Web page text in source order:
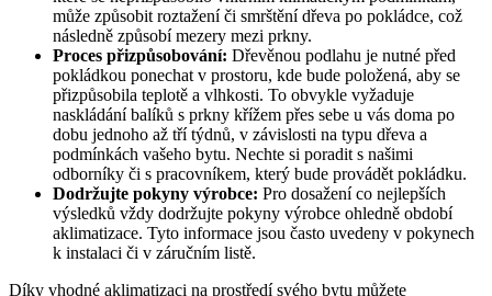
může způsobit roztažení či smrštění dřeva po pokládce, což
následně způsobí mezery mezi prkny.
Proces přizpůsobování: Dřevěnou podlahu je nutné před
pokládkou ponechat v prostoru, kde bude položená, aby se
přizpůsobila teplotě a vlhkosti. To obvykle vyžaduje
naskládání balíků s prkny křížem přes sebe u vás doma po
dobu jednoho až tří týdnů, v závislosti na typu dřeva a
podmínkách vašeho bytu. Nechte si poradit s našimi
odborníky či s pracovníkem, který bude provádět pokládku.
Dodržujte pokyny výrobce: Pro dosažení co nejlepších
výsledků vždy dodržujte pokyny výrobce ohledně období
aklimatizace. Tyto informace jsou často uvedeny v pokynech
k instalaci či v záručním listě.
Díky vhodné aklimatizaci na prostředí svého bytu můžete